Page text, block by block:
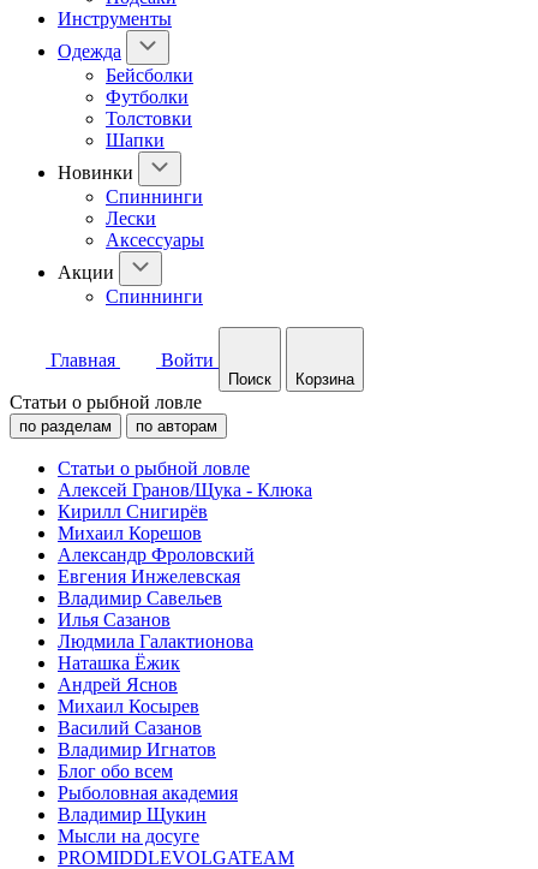
Инструменты
Одежда
Бейсболки
Футболки
Толстовки
Шапки
Новинки
Спиннинги
Лески
Аксессуары
Акции
Спиннинги
Главная Войти
Поиск Корзина
Статьи о рыбной ловле
по разделам по авторам
Статьи о рыбной ловле
Алексей Гранов/Щука - Клюка
Кирилл Снигирёв
Михаил Корешов
Александр Фроловский
Евгения Инжелевская
Владимир Савельев
Илья Сазанов
Людмила Галактионова
Наташка Ёжик
Андрей Яснов
Михаил Косырев
Василий Сазанов
Владимир Игнатов
Блог обо всем
Рыболовная академия
Владимир Щукин
Мысли на досуге
PROMIDDLEVOLGATEAM